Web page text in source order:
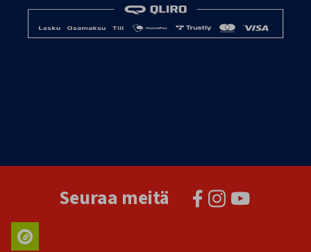
Seuraa meitä